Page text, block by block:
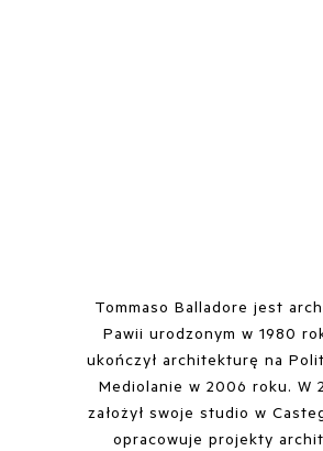
Tommaso Balladore jest
Pawii urodzonym w 1980
ukończył architekturę na
Mediolanie w 2006 roku. W
założył swoje studio w
opracowuje projekty